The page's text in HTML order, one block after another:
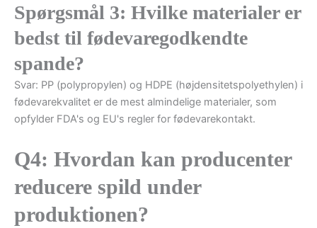
Spørgsmål 3: Hvilke materialer er
bedst til fødevaregodkendte
spande?
Svar: PP (polypropylen) og HDPE (højdensitetspolyethylen) i
fødevarekvalitet er de mest almindelige materialer, som
opfylder FDA's og EU's regler for fødevarekontakt.
Q4: Hvordan kan producenter
reducere spild under
produktionen?